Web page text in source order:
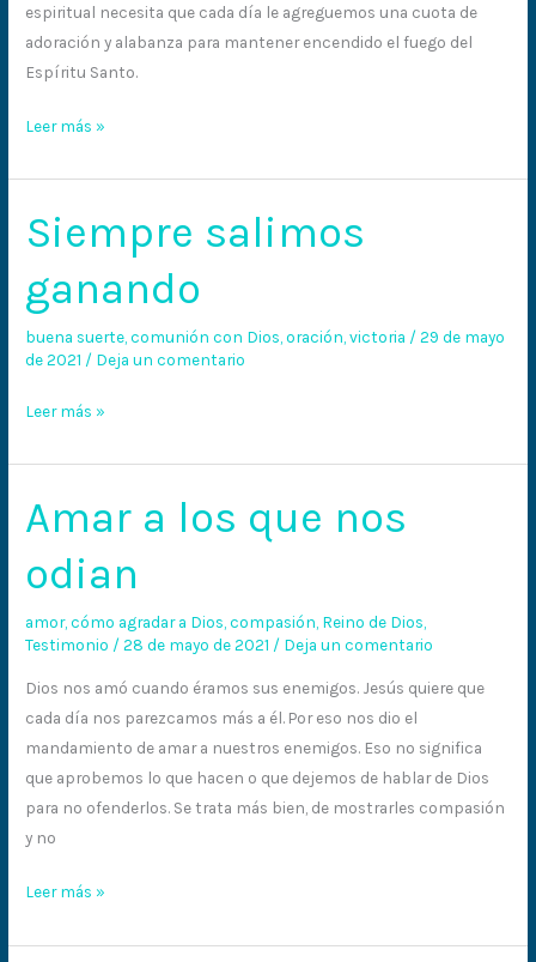
espiritual necesita que cada día le agreguemos una cuota de
adoración y alabanza para mantener encendido el fuego del
Espíritu Santo.
Leer más »
Siempre salimos
ganando
buena suerte,comunión con Dios,oración,victoria /29 de mayo
de 2021 / Deja un comentario
Siempre
salimos
ganando
Leer más »
Amar a los que nos
odian
amor,cómo agradar a Dios ,compasión Reino de Dios
Testimonio /28 de mayo de 2021 / Deja un comentario
Dios nos amó cuando éramos sus enemigos. Jesús quiere que
cada día nos parezcamos más a él. Por eso nos dio el
mandamiento de amar a nuestros enemigos. Eso no significa
que aprobemos lo que hacen o que dejemos de hablar de Dios
para no ofenderlos. Se trata más bien, de mostrarles compasión
y no
Amar
a
los
que
nos
odian
Leer más »